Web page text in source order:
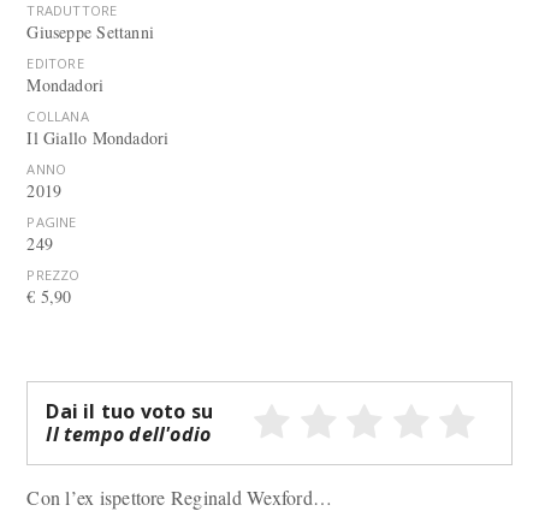
TRADUTTORE
Giuseppe Settanni
EDITORE
Mondadori
COLLANA
Il Giallo Mondadori
ANNO
2019
PAGINE
249
PREZZO
€ 5,90
Dai il tuo voto su
Il tempo dell'odio
Con l’ex ispettore Reginald Wexford…